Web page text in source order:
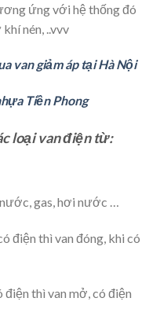
ứng với hệ thống đó
nén, ..vvv
van giảm áp tại Hà Nội
Tiền Phong
loại van điện từ:
nước, gas, hơi nước …
điện thì van đóng, khi có
thì van mở, có điện